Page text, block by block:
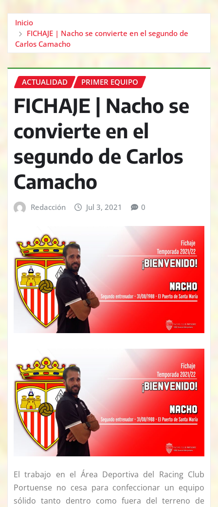
Inicio
FICHAJE | Nacho se convierte en el segundo de
Carlos Camacho
ACTUALIDAD PRIMER EQUIPO
FICHAJE | Nacho se
convierte en el
segundo de Carlos
Camacho
Redacción Jul 3, 2021 0
El trabajo en el Área Deportiva del Racing Club
Portuense no cesa para confeccionar un equipo
sólido tanto dentro como fuera del terreno de